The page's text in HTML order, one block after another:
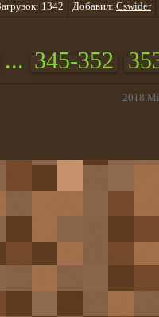
1342 Добавил: Cswider
... 345-352
2018